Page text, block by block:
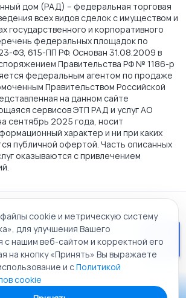
дом (РАД) – федеральная торговая
всех видов сделок с имуществом и
государственного и корпоративного
федеральных площадок по
ФЗ, 615-ПП РФ. Основан 31.08.2009 в
Правительства РФ № 1186-р
федеральным агентом по продаже
Правительством Российской
на данном сайте
сервисов ЭТП РАД и услуг АО
сентябрь 2025 года, носит
характер и ни при каких
публичной офертой. Часть описанных
оказываются с привлечением
соглашение
отношении обработки персональных
файлов cookie
аукционный дом»
площадка. Все права защищены.
cookie и метрическую систему
для улучшения Вашего
с нашим веб-сайтом и корректной его
на кнопку «Принять» Вы выражаете
и сПолитикой
cookie
«РАД Каталог»